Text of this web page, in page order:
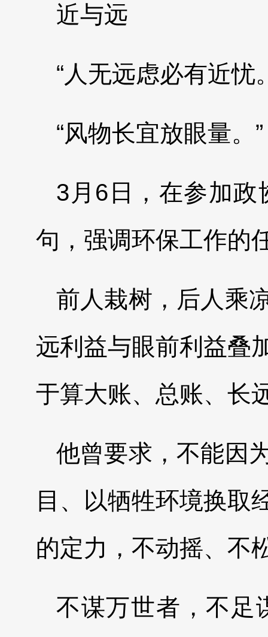
近与远
“人无远虑必有近忧
“风物长宜放眼量。”
3月6日，在参加政
句，强调环保工作的
前人栽树，后人乘
远利益与眼前利益叠
于算大账、总账、长
他曾要求，不能因
目、以牺牲环境换取
的定力，不动摇、不
不谋万世者，不足